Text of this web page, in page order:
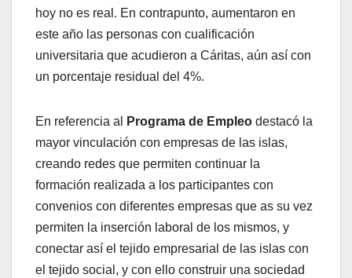
hoy no es real. En contrapunto, aumentaron en
este año las personas con cualificación
universitaria que acudieron a Cáritas, aún así con
un porcentaje residual del 4%.
En referencia al Programa de Empleo destacó la
mayor vinculación con empresas de las islas,
creando redes que permiten continuar la
formación realizada a los participantes con
convenios con diferentes empresas que as su vez
permiten la inserción laboral de los mismos, y
conectar así el tejido empresarial de las islas con
el tejido social, y con ello construir una sociedad